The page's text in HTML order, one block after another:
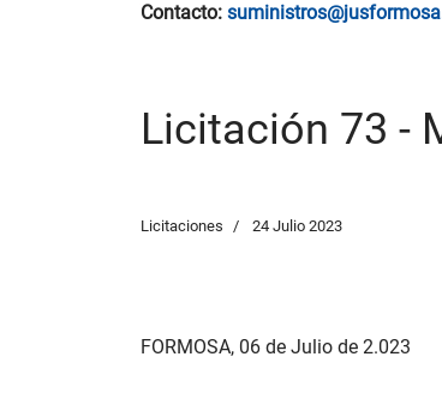
Contacto:
Licitación 73 -
Licitaciones 24 Julio 2023
FORMOSA, 06 de Julio de 2.023